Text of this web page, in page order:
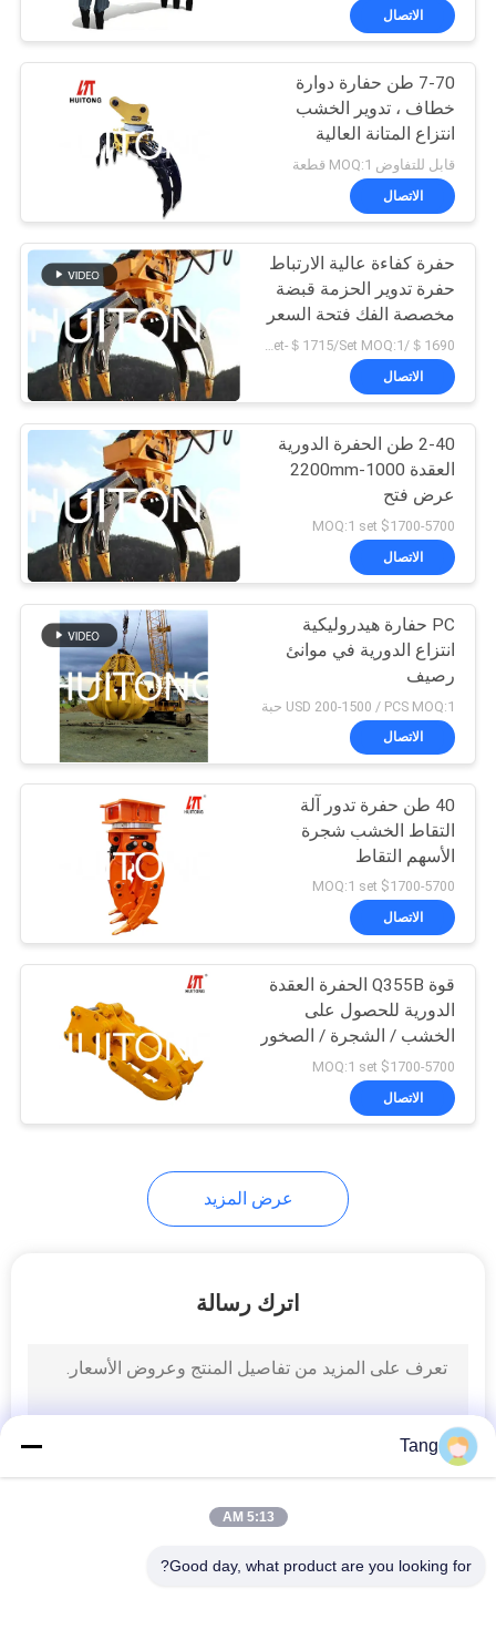
خريطة
الموقع
سياسة
الخصوصية
الاتصال
7-70 طن حفارة دوارة
خطاف ، تدوير الخشب
انتزاع المتانة العالية
قابل للتفاوض MOQ:1 قطعة
الاتصال
حفرة كفاءة عالية الارتباط
حفرة تدوير الحزمة قبضة
مخصصة الفك فتحة السعر
المصنع بيع مباشر
الاتصال
2-40 طن الحفرة الدورية
العقدة 1000-2200mm
عرض فتح
$1700-5700 MOQ:1 set
الاتصال
PC حفارة هيدروليكية
انتزاع الدورية في موانئ
رصيف
USD 200-1500 / PCS MOQ:1 حبة
الاتصال
40 طن حفرة تدور آلة
التقاط الخشب شجرة
الأسهم التقاط
$1700-5700 MOQ:1 set
الاتصال
قوة Q355B الحفرة العقدة
الدورية للحصول على
الخشب / الشجرة / الصخور
$1700-5700 MOQ:1 set
الاتصال
عرض المزيد
اترك رسالة
Tang
5:13 AM
Good day, what product are you looking for?